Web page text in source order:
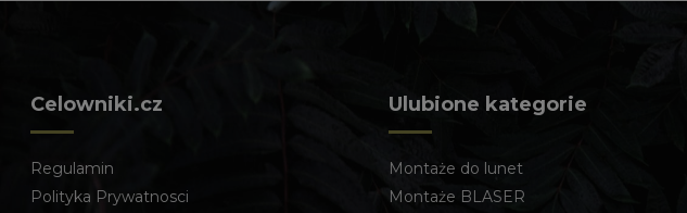
Celowniki.cz
Regulamin
Polityka Prywatnosci
Ulubione kategorie
Montaże do lunet
Montaże BLASER